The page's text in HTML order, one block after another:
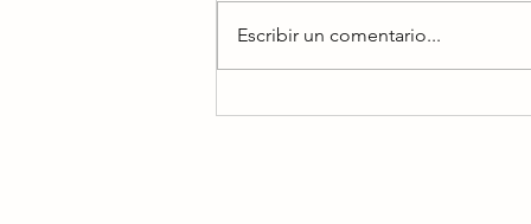
DURAN DURAN PREPARA
Escribir un comentario...